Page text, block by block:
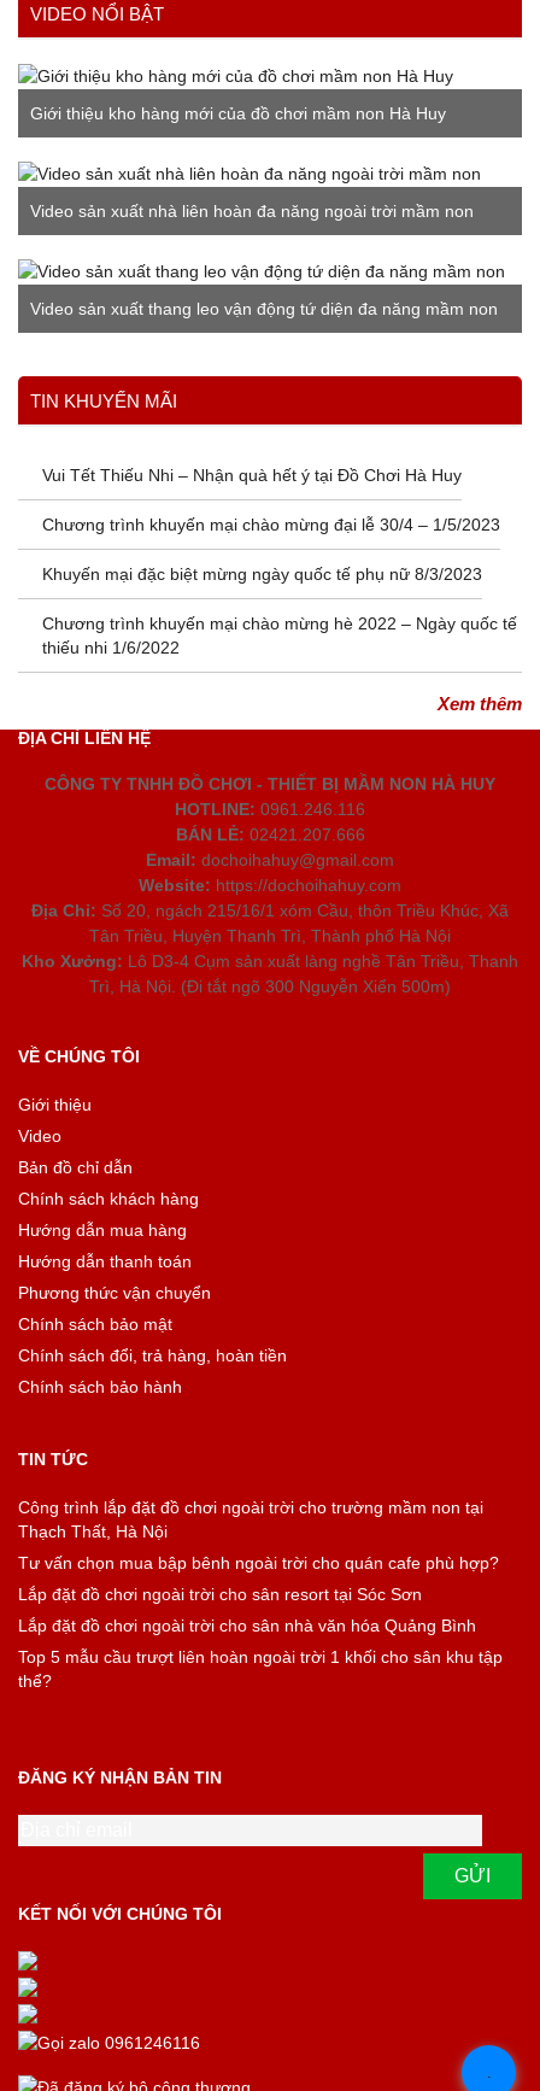
VIDEO NỔI BẬT
Giới thiệu kho hàng mới của đồ chơi mầm non Hà Huy
Video sản xuất nhà liên hoàn đa năng ngoài trời mầm non
Video sản xuất thang leo vận động tứ diện đa năng mầm non
Xem thêm
TIN KHUYẾN MÃI
Vui Tết Thiếu Nhi – Nhận quà hết ý tại Đồ Chơi Hà Huy
Chương trình khuyến mại chào mừng đại lễ 30/4 – 1/5/2023
Khuyến mại đặc biệt mừng ngày quốc tế phụ nữ 8/3/2023
Chương trình khuyến mại chào mừng hè 2022 – Ngày quốc tế
thiếu nhi 1/6/2022
Xem thêm
ĐỊA CHỈ LIÊN HỆ
CÔNG TY TNHH ĐỒ CHƠI - THIẾT BỊ MẦM NON HÀ HUY
HOTLINE: 0961.246.116
BÁN LẺ: 02421.207.666
Email: dochoihahuy@gmail.com
Website: https://dochoihahuy.com
Địa Chỉ: Số 20, ngách 215/16/1 xóm Cầu, thôn Triều Khúc, Xã
Tân Triều, Huyện Thanh Trì, Thành phố Hà Nội
Kho Xưởng: Lô D3-4 Cụm sản xuất làng nghề Tân Triều, Thanh
Trì, Hà Nội. (Đi tắt ngõ 300 Nguyễn Xiển 500m)
VỀ CHÚNG TÔI
Giới thiệu
Video
Bản đồ chỉ dẫn
Chính sách khách hàng
Hướng dẫn mua hàng
Hướng dẫn thanh toán
Phương thức vận chuyển
Chính sách bảo mật
Chính sách đổi, trả hàng, hoàn tiền
Chính sách bảo hành
TIN TỨC
Công trình lắp đặt đồ chơi ngoài trời cho trường mầm non tại
Thạch Thất, Hà Nội
Tư vấn chọn mua bập bênh ngoài trời cho quán cafe phù hợp?
Lắp đặt đồ chơi ngoài trời cho sân resort tại Sóc Sơn
Lắp đặt đồ chơi ngoài trời cho sân nhà văn hóa Quảng Bình
Top 5 mẫu cầu trượt liên hoàn ngoài trời 1 khối cho sân khu tập
thể?
ĐĂNG KÝ NHẬN BẢN TIN
KẾT NỐI VỚI CHÚNG TÔI
.